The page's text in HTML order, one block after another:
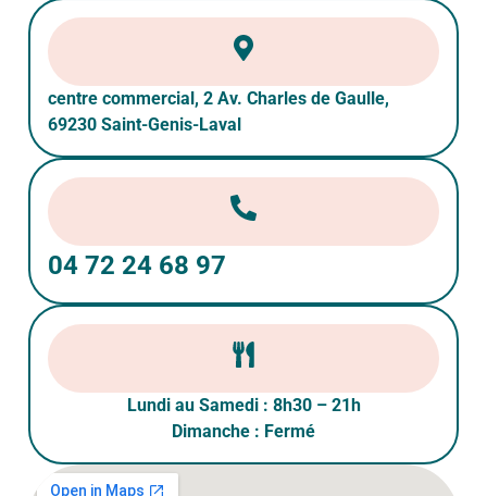
centre commercial, 2 Av. Charles de Gaulle,
69230 Saint-Genis-Laval
04 72 24 68 97
Lundi au Samedi : 8h30 – 21h
Dimanche : Fermé